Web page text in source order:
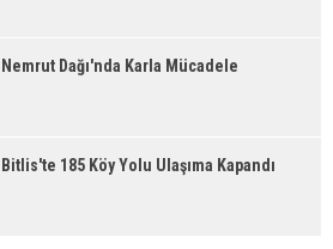
Nemrut Dağı'nda Karla Mücadele
Bitlis'te 185 Köy Yolu Ulaşıma Kapandı